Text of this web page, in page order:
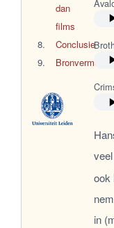
dan
films
Conclusie
ook
in